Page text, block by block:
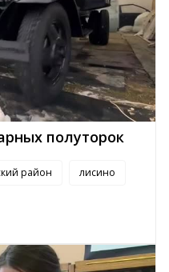
полуторок
район лисино